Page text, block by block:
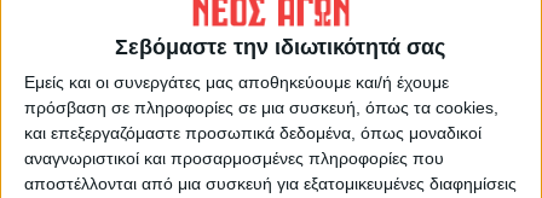
Σεβόμαστε την ιδιωτικότητά σας
Εμείς και οι συνεργάτες μας αποθηκεύουμε και/ή έχουμε
πρόσβαση σε πληροφορίες σε μια συσκευή, όπως τα cookies,
και επεξεργαζόμαστε προσωπικά δεδομένα, όπως μοναδικοί
αναγνωριστικοί και προσαρμοσμένες πληροφορίες που
αποστέλλονται από μια συσκευή για εξατομικευμένες διαφημίσεις
ΠΡΟΗΓΟΥΜΕΝΟ ΑΡΘΡΟ
Ένα φωταγωγημένο καράβι
Σταυρού
Συνεργασία Υπουργείου -
αποκατάσταση των
κατεστραμμένων υποδομών
(βίντεο)